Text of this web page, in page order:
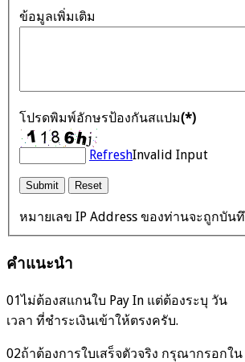
ข้อมูลเพิ่มเติม
โปรดพิมพ์อักษรป้องกันสแปม(*)
RefreshInvalid Input
หมายเลข IP Address ของท่านจะถูกบั
คำแนะนำ
01ไม่ต้องสแกนใบ Pay In แต่ต้องระบุ วัน
เวลา ที่ชำระเงินเข้าให้ตรงครับ.
02ถ้าต้องการใบเสร็จตัวจริง กรุณากรอกใน